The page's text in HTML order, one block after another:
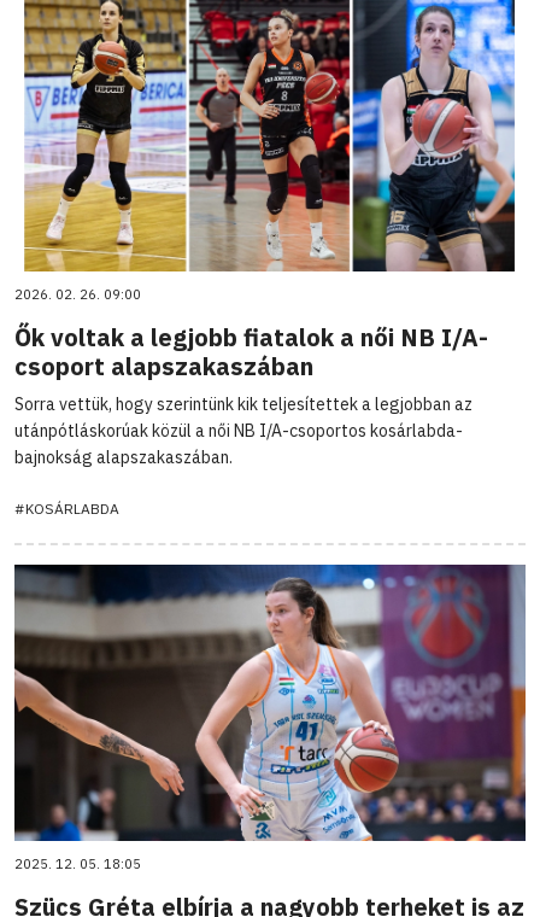
2026. 02. 26. 09:00
Ők voltak a legjobb fiatalok a női NB I/A-
csoport alapszakaszában
Sorra vettük, hogy szerintünk kik teljesítettek a legjobban az
utánpótláskorúak közül a női NB I/A-csoportos kosárlabda-
bajnokság alapszakaszában.
#KOSÁRLABDA
2025. 12. 05. 18:05
Szücs Gréta elbírja a nagyobb terheket is az